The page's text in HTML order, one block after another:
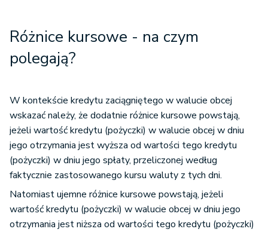
Różnice kursowe - na czym
polegają?
W kontekście kredytu zaciągniętego w walucie obcej
wskazać należy, że dodatnie różnice kursowe powstają,
jeżeli wartość kredytu (pożyczki) w walucie obcej w dniu
jego otrzymania jest wyższa od wartości tego kredytu
(pożyczki) w dniu jego spłaty, przeliczonej według
faktycznie zastosowanego kursu waluty z tych dni.
Natomiast ujemne różnice kursowe powstają, jeżeli
wartość kredytu (pożyczki) w walucie obcej w dniu jego
otrzymania jest niższa od wartości tego kredytu (pożyczki)